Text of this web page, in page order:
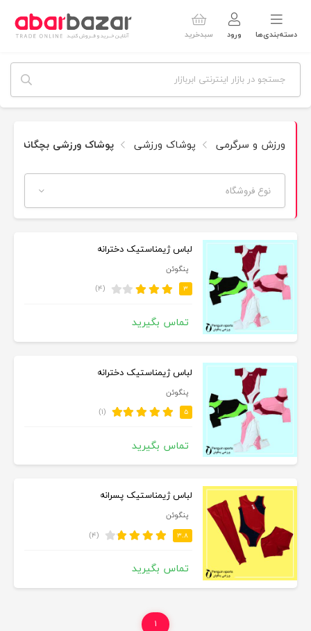
دسته‌بندی‌ها ورود سبدخرید
ورزش و سرگرمی پوشاک ورزشی پوشاک ورزشی بچگانه
نوع فروشگاه
لباس ژیمناستیک دخترانه
پنگوئن
۳ (۴)
تماس بگیرید
لباس ژیمناستیک دخترانه
پنگوئن
۵ (۱)
تماس بگیرید
لباس ژیمناستیک پسرانه
پنگوئن
۳.۸ (۴)
تماس بگیرید
۱